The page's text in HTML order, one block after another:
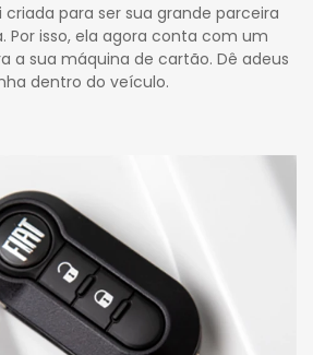
criada para ser sua grande parceira
Por isso, ela agora conta com um
a sua máquina de cartão. Dê adeus
dentro do veículo.